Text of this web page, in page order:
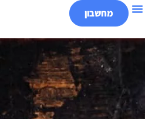
מחשבון